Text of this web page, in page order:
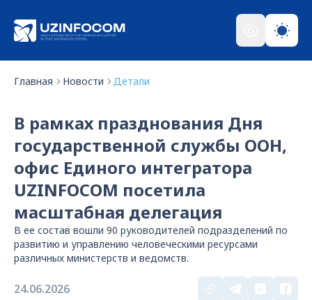
Главная Новости Детали
В рамках празднования Дня
государственной службы ООН,
офис Единого интегратора
UZINFOCOM посетила
масштабная делегация
В ее состав вошли 90 руководителей подразделений по
развитию и управлению человеческими ресурсами
различных министерств и ведомств.
24.06.2026